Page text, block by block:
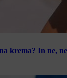
krema? In ne,